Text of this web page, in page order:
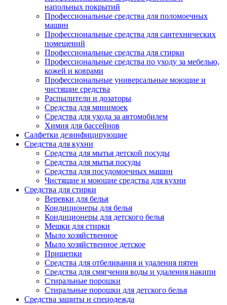
напольных покрытий
Профессиональные средства для поломоечных
машин
Профессиональные средства для сантехнических
помещений
Профессиональные средства для стирки
Профессиональные средства по уходу за мебелью,
кожей и коврами
Профессиональные универсальные моющие и
чистящие средства
Распылители и дозаторы
Средства для минимоек
Средства для ухода за автомобилем
Химия для бассейнов
Салфетки дезинфицирующие
Средства для кухни
Средства для мытья детской посуды
Средства для мытья посуды
Средства для посудомоечных машин
Чистящие и моющие средства для кухни
Средства для стирки
Веревки для белья
Кондиционеры для белья
Кондиционеры для детского белья
Мешки для стирки
Мыло хозяйственное
Мыло хозяйственное детское
Прищепки
Средства для отбеливания и удаления пятен
Средства для смягчения воды и удаления накипи
Стиральные порошки
Стиральные порошки для детского белья
Средства защиты и спецодежда